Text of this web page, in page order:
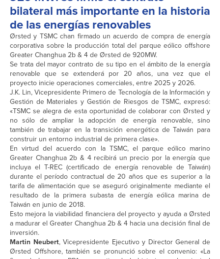
bilateral más importante en la historia
de las energías renovables
Ørsted y TSMC chan firmado un acuerdo de compra de energía
corporativa sobre la producción total del parque eólico offshore
Greater Changhua 2b & 4 de Ørsted de 920MW.
Se trata del mayor contrato de su tipo en el ámbito de la energía
renovable que se extenderá por 20 años, una vez que el
proyecto inicie operaciones comerciales, entre 2025 y 2026.
J.K. Lin, Vicepresidente Primero de Tecnología de la Información y
Gestión de Materiales y Gestión de Riesgos de TSMC, expresó:
«TSMC se alegra de esta oportunidad de colaborar con Ørsted y
no sólo de ampliar la adopción de energía renovable, sino
también de trabajar en la transición energética de Taiwán para
construir un entorno industrial de primera clase».
En virtud del acuerdo con la TSMC, el parque eólico marino
Greater Changhua 2b & 4 recibirá un precio por la energía que
incluya el T-REC (certificado de energía renovable de Taiwán)
durante el período contractual de 20 años que es superior a la
tarifa de alimentación que se aseguró originalmente mediante el
resultado de la primera subasta de energía eólica marina de
Taiwán en junio de 2018.
Esto mejora la viabilidad financiera del proyecto y ayuda a Ørsted
a madurar el Greater Changhua 2b & 4 hacia una decisión final de
inversión.
Martin Neubert, Vicepresidente Ejecutivo y Director General de
Ørsted Offshore, también se pronunció sobre el convenio: «La